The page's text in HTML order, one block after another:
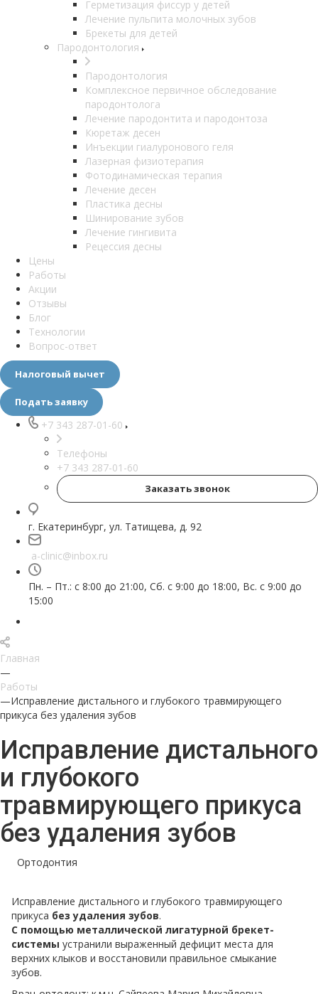
Герметизация фиссур у детей
Лечение пульпита молочных зубов
Брекеты для детей
Пародонтология
Пародонтология
Комплексное первичное обследование
пародонтолога
Лечение пародонтита и пародонтоза
Кюретаж десен
Инъекции гиалуронового геля
Лазерная физиотерапия
Фотодинамическая терапия
Лечение десен
Пластика десны
Шинирование зубов
Лечение гингивита
Рецессия десны
Цены
Работы
Акции
Отзывы
Блог
Технологии
Вопрос-ответ
Налоговый вычет
Подать заявку
+7 343 287-01-60
Телефоны
+7 343 287-01-60
Заказать звонок
г. Екатеринбург, ул. Татищева, д. 92
a-clinic@inbox.ru
Пн. – Пт.: с 8:00 до 21:00, Сб. с 9:00 до 18:00, Вс. с 9:00 до
15:00
Главная
—
Работы
—Исправление дистального и глубокого травмирующего
прикуса без удаления зубов
Исправление дистального
и глубокого
травмирующего прикуса
без удаления зубов
Ортодонтия
Исправление дистального и глубокого травмирующего
прикуса без удаления зубов.
С помощью металлической лигатурной брекет-
системы устранили выраженный дефицит места для
верхних клыков и восстановили правильное смыкание
зубов.